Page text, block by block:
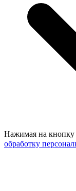
Нажимая на кнопку
обработку